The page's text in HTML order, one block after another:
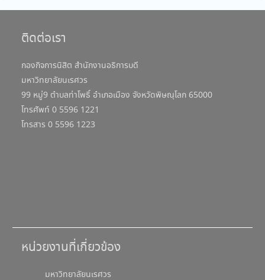
ติดต่อเรา
กองกิจการนิสิต สำนักงานอธิการบดี
มหาวิทยาลัยนเรศวร
99 หมู่9 ตำบลท่าโพธิ์ อำเภอเมือง จังหวัดพิษณุโลก 65000
โทรศัพท์ 0 5596 1221
โทรสาร 0 5596 1223
หน่วยงานที่เกี่ยวข้อง
มหาวิทยาลัยนเรศวร